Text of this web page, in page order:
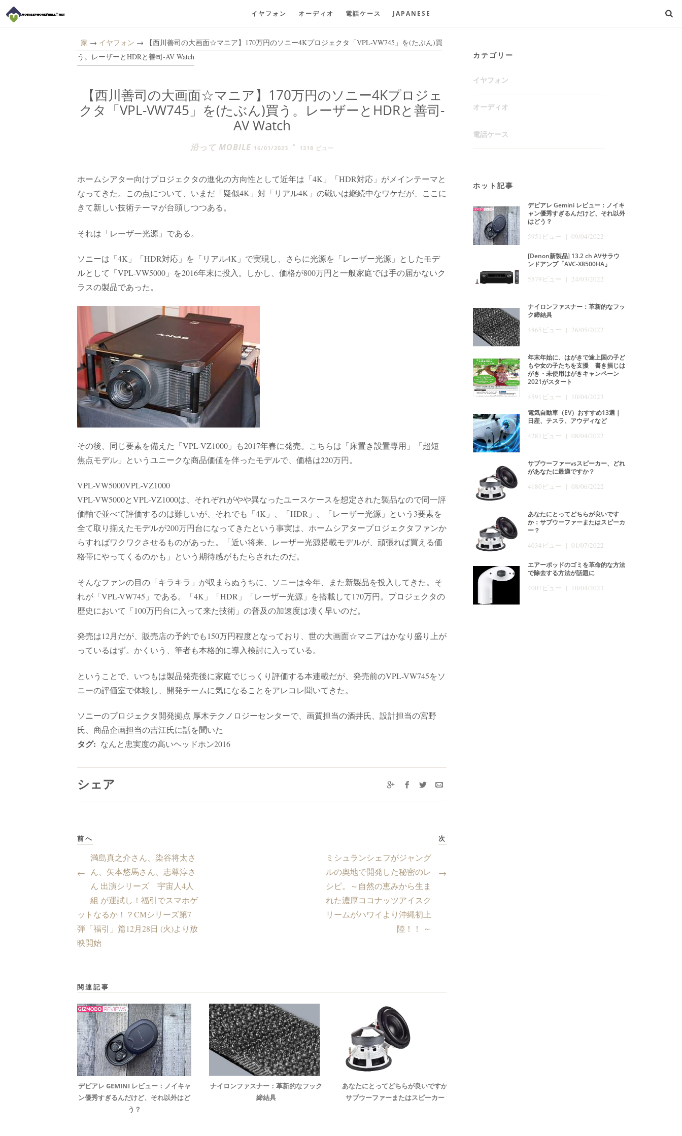
イヤフォン オーディオ 電話ケース JAPANESE
家 → イヤフォン → 【西川善司の大画面☆マニア】170万円のソニー4Kプロジェクタ「VPL-VW745」を(たぶん)買
う。レーザーとHDRと善司-AV Watch
【西川善司の大画面☆マニア】170万円のソニー4Kプロジェ
クタ「VPL-VW745」を(たぶん)買う。レーザーとHDRと善司-
AV Watch
沿って MOBILE 16/01/2023 1318 ビュー
ホームシアター向けプロジェクタの進化の方向性として近年は「4K」「HDR対応」がメインテーマと
なってきた。この点について、いまだ「疑似4K」対「リアル4K」の戦いは継続中なワケだが、ここに
きて新しい技術テーマが台頭しつつある。
それは「レーザー光源」である。
ソニーは「4K」「HDR対応」を「リアル4K」で実現し、さらに光源を「レーザー光源」としたモデ
ルとして「VPL-VW5000」を2016年末に投入。しかし、価格が800万円と一般家庭では手の届かないク
ラスの製品であった。
その後、同じ要素を備えた「VPL-VZ1000」も2017年春に発売。こちらは「床置き設置専用」「超短
焦点モデル」というユニークな商品価値を伴ったモデルで、価格は220万円。
VPL-VW5000VPL-VZ1000
VPL-VW5000とVPL-VZ1000は、それぞれがやや異なったユースケースを想定された製品なので同一評
価軸で並べて評価するのは難しいが、それでも「4K」、「HDR」、「レーザー光源」という3要素を
全て取り揃えたモデルが200万円台になってきたという事実は、ホームシアタープロジェクタファンか
らすればワクワクさせるものがあった。「近い将来、レーザー光源搭載モデルが、頑張れば買える価
格帯にやってくるのかも」という期待感がもたらされたのだ。
そんなファンの目の「キラキラ」が収まらぬうちに、ソニーは今年、また新製品を投入してきた。そ
れが「VPL-VW745」である。「4K」「HDR」「レーザー光源」を搭載して170万円。プロジェクタの
歴史において「100万円台に入って来た技術」の普及の加速度は凄く早いのだ。
発売は12月だが、販売店の予約でも150万円程度となっており、世の大画面☆マニアはかなり盛り上が
っているはず。かくいう、筆者も本格的に導入検討に入っている。
ということで、いつもは製品発売後に家庭でじっくり評価する本連載だが、発売前のVPL-VW745をソ
ニーの評価室で体験し、開発チームに気になることをアレコレ聞いてきた。
ソニーのプロジェクタ開発拠点 厚木テクノロジーセンターで、画質担当の酒井氏、設計担当の宮野
氏、商品企画担当の吉江氏に話を聞いた
タグ: なんと忠実度の高いヘッドホン2016
シェア
前へ
←
満島真之介さん、染谷将太さ
ん、矢本悠馬さん、志尊淳さ
ん 出演シリーズ 宇宙人4人
組 が運試し！福引でスマホゲ
ットなるか！？CMシリーズ第7
弾「福引」篇12月28日 (火)より放
映開始
次
ミシュランシェフがジャング
ルの奥地で開発した秘密のレ
シピ。～自然の恵みから生ま
れた濃厚ココナッツアイスク
リームがハワイより沖縄初上
陸！！ ～
→
関連記事
デビアレ GEMINI レビュー：ノイキャ
ン優秀すぎるんだけど、それ以外はど
う？
ナイロンファスナー：革新的なフック
締結具
あなたにとってどちらが良いですか：
サブウーファーまたはスピーカー？
カテゴリー
イヤフォン
オーディオ
電話ケース
ホット記事
デビアレ Gemini レビュー：ノイキ
ャン優秀すぎるんだけど、それ以外
はどう？
5951ビュー | 09/04/2022
[Denon新製品] 13.2 ch AVサラウ
ンドアンプ「AVC-X8500HA」
5579ビュー | 24/03/2022
ナイロンファスナー：革新的なフッ
ク締結具
4865ビュー | 26/05/2022
年末年始に、はがきで途上国の子ど
もや女の子たちを支援 書き損じは
がき・未使用はがきキャンペーン
2021がスタート
4591ビュー | 10/04/2023
電気自動車（EV）おすすめ13選｜
日産、テスラ、アウディなど
4281ビュー | 08/04/2022
サブウーファーvsスピーカー、どれ
があなたに最適ですか？
4180ビュー | 08/06/2022
あなたにとってどちらが良いです
か：サブウーファーまたはスピーカ
ー？
4034ビュー | 01/07/2022
エアーポッドのゴミを革命的な方法
で除去する方法が話題に
4007ビュー | 10/04/2023